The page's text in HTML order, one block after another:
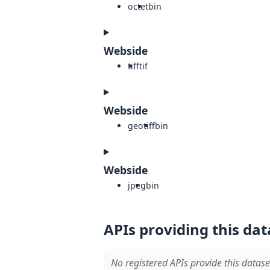
octetbin
Webside
tifftif
Webside
geotiffbin
Webside
jpegbin
APIs providing this
No registered APIs provide this